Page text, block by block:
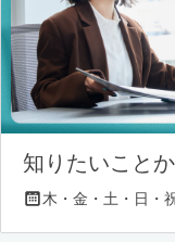
知りたいこと